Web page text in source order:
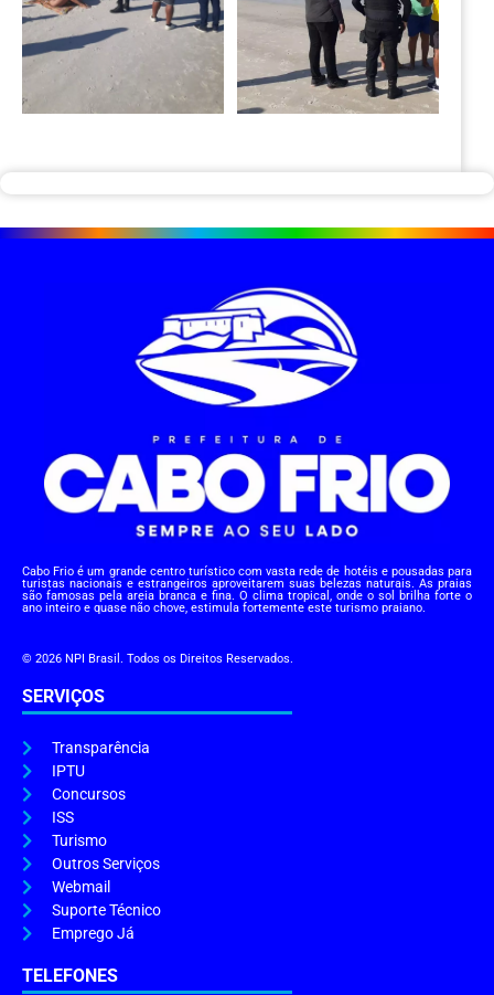
Cabo Frio é um grande centro turístico com vasta rede de hotéis e pousadas para
turistas nacionais e estrangeiros aproveitarem suas belezas naturais. As praias
são famosas pela areia branca e fina. O clima tropical, onde o sol brilha forte o
ano inteiro e quase não chove, estimula fortemente este turismo praiano.
© 2026 NPI Brasil. Todos os Direitos Reservados.
SERVIÇOS
Transparência
IPTU
Concursos
ISS
Turismo
Outros Serviços
Webmail
Suporte Técnico
Emprego Já
TELEFONES